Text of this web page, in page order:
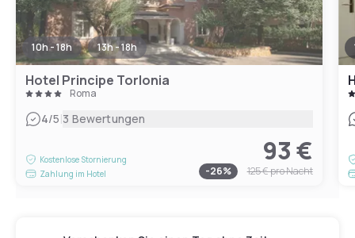
10h - 18h 13h - 18h
Hotel Principe Torlonia
Roma
4/5|3 Bewertungen
Kostenlose Stornierung
Zahlung im Hotel
93 €
-26% 125 €pro Nacht